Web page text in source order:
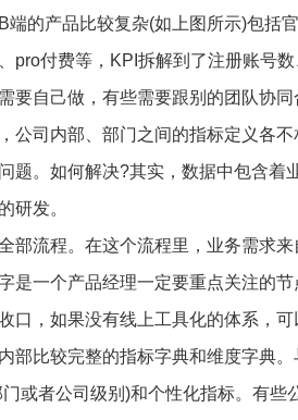
的产品比较复杂(如上图所示)包括
pro付费等，KPI拆解到了注册账号
要自己做，有些需要跟别的团队协
公司内部、部门之间的指标定义各
题。如何解决?其实，数据中包含着
研发。
部流程。在这个流程里，业务需求
是一个产品经理一定要重点关注的节
口，如果没有线上工具化的体系，
部比较完整的指标字典和维度字典
或者公司级别)和个性化指标。有些